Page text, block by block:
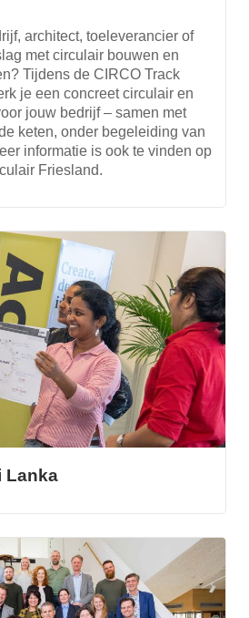
architect, toeleverancier of
met circulair bouwen en
Tijdens de CIRCO Track
je een concreet circulair en
jouw bedrijf – samen met
keten, onder begeleiding van
informatie is ook te vinden op
Friesland.
Lanka